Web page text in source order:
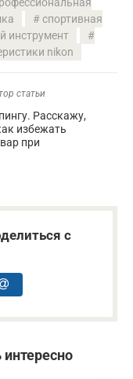
спортивная
инструмент
nikon
статьи
Расскажу,
избежать
при
с